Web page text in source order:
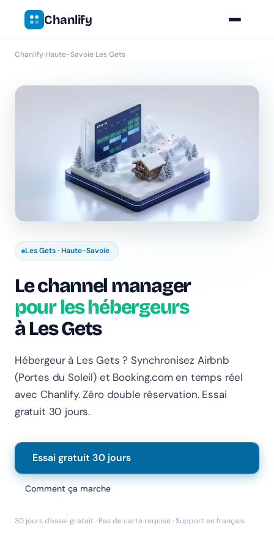
Chanlify
Chanlify›Haute-Savoie›Les Gets
Les Gets · Haute-Savoie
Le channel manager
pour les hébergeurs
à Les Gets
Hébergeur à Les Gets ? Synchronisez Airbnb
(Portes du Soleil) et Booking.com en temps réel
avec Chanlify. Zéro double réservation. Essai
gratuit 30 jours.
Essai gratuit 30 jours
Comment ça marche
30 jours d'essai gratuit · Pas de carte requise · Support en français
Chanlify Assistant
En ligne · Online
Bonjour 👋 Je suis l'assistant Chanlify. Comment puis-
Hello! I'm the Chanlify assistant. How can I help?